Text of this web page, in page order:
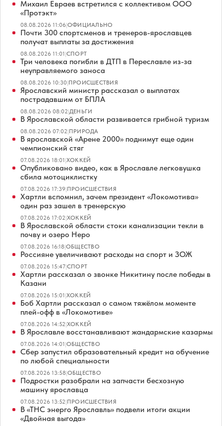
Михаил Евраев встретился с коллективом ООО
«Протэкт»
08.08.2026 11:06|ОФИЦИАЛЬНО
Почти 300 спортсменов и тренеров-ярославцев
получат выплаты за достижения
08.08.2026 11:01|СПОРТ
Три человека погибли в ДТП в Переславле из-за
неуправляемого заноса
08.08.2026 10:30|ПРОИСШЕСТВИЯ
Ярославский министр рассказал о выплатах
пострадавшим от БПЛА
08.08.2026 08:02|ДЕНЬГИ
В Ярославской области развивается грибной туризм
08.08.2026 07:02|ПРИРОДА
В ярославской «Арене 2000» поднимут еще один
чемпионский стяг
07.08.2026 18:01|ХОККЕЙ
Опубликовано видео, как в Ярославле легковушка
сбила мотоциклистку
07.08.2026 17:39|ПРОИСШЕСТВИЯ
Хартли вспомнил, зачем президент «Локомотива»
один раз зашел в тренерскую
07.08.2026 17:02|ХОККЕЙ
В Ярославской области стоки канализации текли в
почву и озеро Неро
07.08.2026 16:18|ОБЩЕСТВО
Россияне увеличивают расходы на спорт и ЗОЖ
07.08.2026 15:47|СПОРТ
Хартли рассказал о звонке Никитину после победы в
Казани
07.08.2026 15:01|ХОККЕЙ
Боб Хартли рассказал о самом тяжёлом моменте
плей-офф в «Локомотиве»
07.08.2026 14:52|ХОККЕЙ
В Ярославле восстанавливают жандармские казармы
07.08.2026 14:01|ОБЩЕСТВО
Сбер запустил образовательный кредит на обучение
по любой специальности
07.08.2026 13:58|ОБЩЕСТВО
Подростки разобрали на запчасти бесхозную
машину ярославца
07.08.2026 13:52|ПРОИСШЕСТВИЯ
В «ТНС энерго Ярославль» подвели итоги акции
«Двойная выгода»